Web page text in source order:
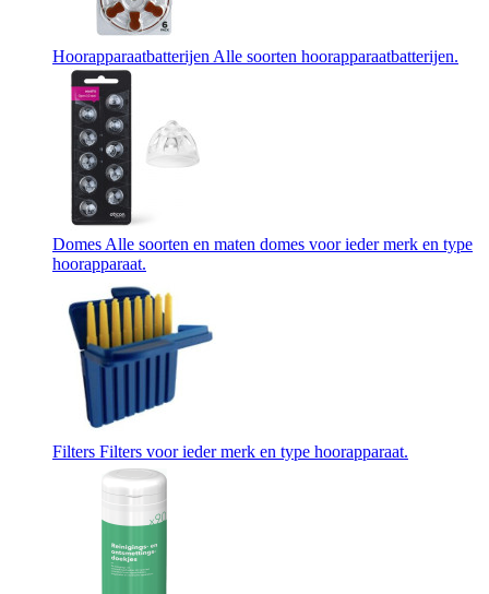
Hoorapparaatbatterijen Alle soorten hoorapparaatbatterijen.
Domes Alle soorten en maten domes voor ieder merk en type
hoorapparaat.
Filters Filters voor ieder merk en type hoorapparaat.